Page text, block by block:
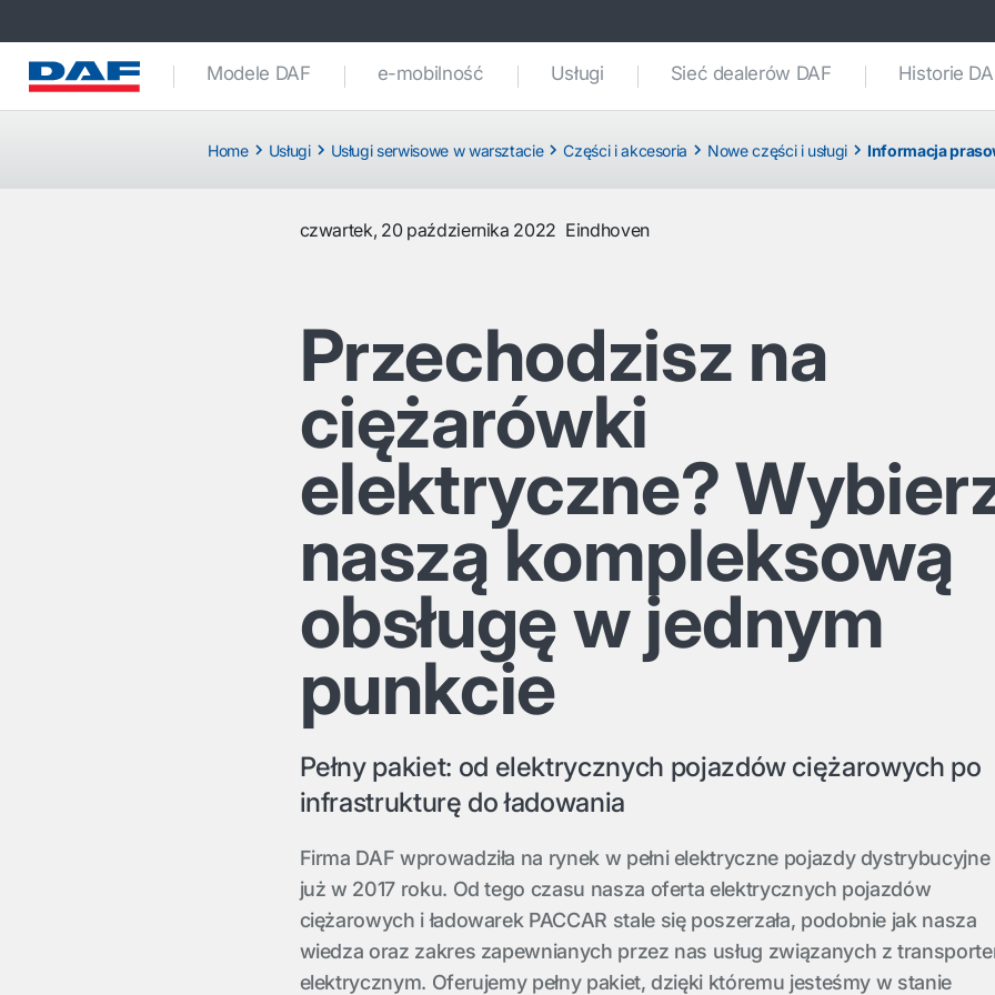
Modele DAF e-mobilność Usługi Sieć dealerów DAF Historie
Home Usługi Usługi serwisowe w warsztacie Części i akcesoria Nowe części i usługi Informacja
czwartek, 20 października 2022 Eindhoven
Przechodzisz na
ciężarówki
elektryczne?
naszą kompleksową
obsługę w jednym
punkcie
Pełny pakiet: od elektrycznych pojazdów ciężarowych po
infrastrukturę do ładowania
Firma DAF wprowadziła na rynek w pełni elektryczne pojazdy dystrybucyjne
już w 2017 roku. Od tego czasu nasza oferta elektrycznych pojazdów
ciężarowych i ładowarek PACCAR stale się poszerzała, podobnie jak nasza
wiedza oraz zakres zapewnianych przez nas usług związanych z
elektrycznym. Oferujemy pełny pakiet, dzięki któremu jesteśmy w stanie